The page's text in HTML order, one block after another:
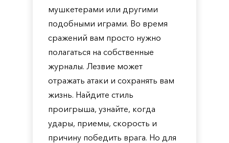
мушкетерами или другими
подобными играми. Во время
сражений вам просто нужно
полагаться на собственные
журналы. Лезвие может
отражать атаки и сохранять вам
жизнь. Найдите стиль
проигрыша, узнайте, когда
удары, приемы, скорость и
причину победить врага. Но для